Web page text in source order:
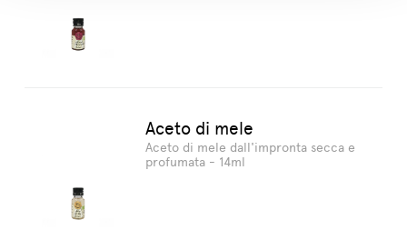
Aceto di mele
Aceto di mele dall'impronta secca e
profumata - 14ml